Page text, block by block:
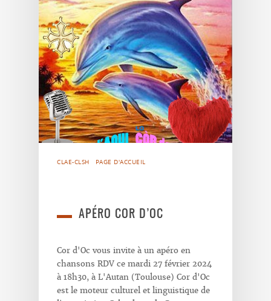
CLAE-CLSH PAGE D'ACCUEIL
APÉRO COR D’OC
Cor d'Oc vous invite à un apéro en
chansons RDV ce mardi 27 février 2024
à 18h30, à L'Autan (Toulouse) Cor d'Oc
est le moteur culturel et linguistique de